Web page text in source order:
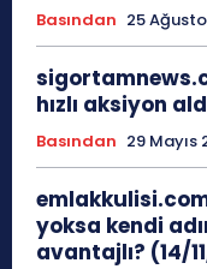
Basından 25
hızlı aksiyon
Basından 29 Mayıs
yoksa kendi
avantajlı? (14/